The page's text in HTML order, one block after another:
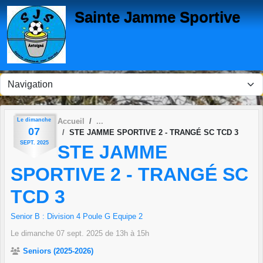
Sainte Jamme Sportive
Le dimanche
07
SEPT. 2025
Accueil
STE JAMME SPORTIVE 2 - TRANGÉ SC TCD 3
STE JAMME
SPORTIVE 2 - TRANGÉ SC
TCD 3
Senior B : Division 4 Poule G Equipe 2
Le dimanche 07 sept. 2025 de 13h à 15h
Seniors (2025-2026)
Panneau de gestion des cookies